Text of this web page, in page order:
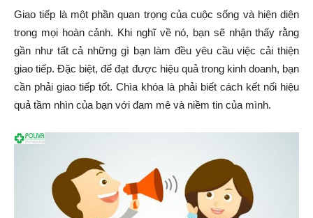
Giao tiếp là một phần quan trọng của cuộc sống và hiện diện
trong mọi hoàn cảnh. Khi nghĩ về nó, bạn sẽ nhận thấy rằng
gần như tất cả những gì bạn làm đều yêu cầu việc cải thiện
giao tiếp. Đặc biệt, để đạt được hiệu quả trong kinh doanh, bạn
cần phải giao tiếp tốt. Chìa khóa là phải biết cách kết nối hiệu
quả tầm nhìn của bạn với đam mê và niềm tin của mình.